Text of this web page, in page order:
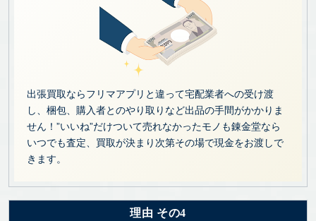
出張買取ならフリマアプリと違って宅配業者への受け渡
し、梱包、購入者とのやり取りなど出品の手間がかかりま
せん！”いいね”だけついて売れなかったモノも錬金堂なら
いつでも査定、買取が決まり次第その場で現金をお渡しで
きます。
理由 その4